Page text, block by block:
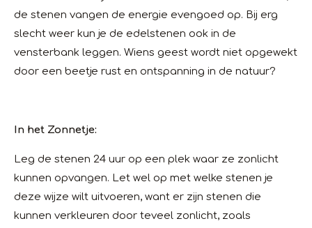
de stenen vangen de energie evengoed op. Bij erg
slecht weer kun je de edelstenen ook in de
vensterbank leggen. Wiens geest wordt niet opgewekt
door een beetje rust en ontspanning in de natuur?
In het Zonnetje:
Leg de stenen 24 uur op een plek waar ze zonlicht
kunnen opvangen. Let wel op met welke stenen je
deze wijze wilt uitvoeren, want er zijn stenen die
kunnen verkleuren door teveel zonlicht, zoals